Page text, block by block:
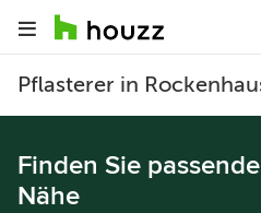
Pflasterer in
Finden Sie
Nähe